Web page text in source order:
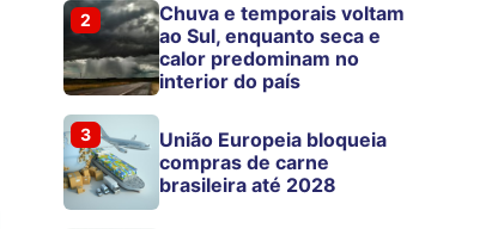
2
Chuva e temporais voltam
ao Sul, enquanto seca e
calor predominam no
interior do país
3
União Europeia bloqueia
compras de carne
brasileira até 2028